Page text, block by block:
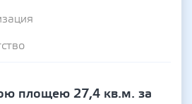
площею 27,4 кв.м. за